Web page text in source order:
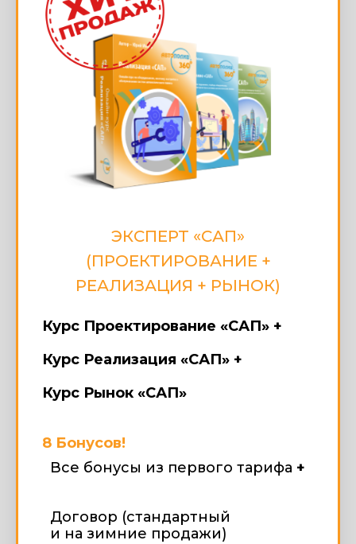
ЭКСПЕРТ «САП»
(ПРОЕКТИРОВАНИЕ +
РЕАЛИЗАЦИЯ + РЫНОК)
Курс Проектирование «САП» +
Курс Реализация «САП» +
Курс Рынок «САП»
8 Бонусов!
Все бонусы из первого тарифа +
Договор (стандартный
и на зимние продажи)